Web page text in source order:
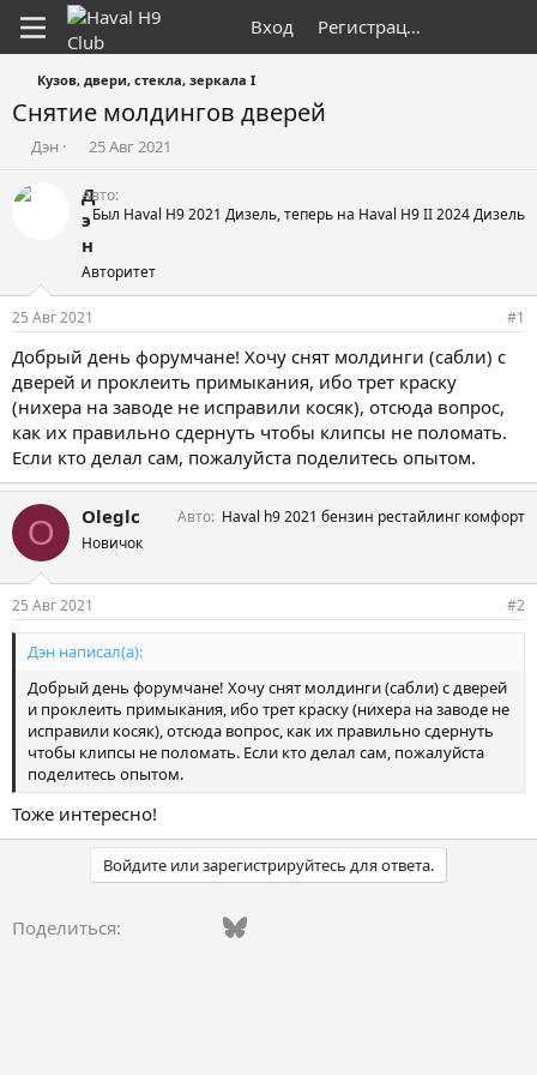
Вход Регистрация
Кузов, двери, стекла, зеркала I
Снятие молдингов дверей
А
т
м
ы
Дэн
Д
т
а
н
а
ч
а
л
а
25 Авг 2021
Д
э
н
Авторитет
Авто
Был Haval H9 2021 Дизель, теперь на Haval H9 II 2024 Дизель
25 Авг 2021 #1
Добрый день форумчане! Хочу снят молдинги (сабли) с
дверей и проклеить примыкания, ибо трет краску
(нихера на заводе не исправили косяк), отсюда вопрос,
как их правильно сдернуть чтобы клипсы не поломать.
Если кто делал сам, пожалуйста поделитесь опытом.
O Oleglc
Новичок
Авто Haval h9 2021 бензин рестайлинг комфорт
25 Авг 2021 #2
Дэн написал(а):
Добрый день форумчане! Хочу снят молдинги (сабли) с дверей
и проклеить примыкания, ибо трет краску (нихера на заводе не
исправили косяк), отсюда вопрос, как их правильно сдернуть
чтобы клипсы не поломать. Если кто делал сам, пожалуйста
поделитесь опытом.
Тоже интересно!
Войдите или зарегистрируйтесь для ответа.
Поделиться: Vkontakte
FacebookBluesky